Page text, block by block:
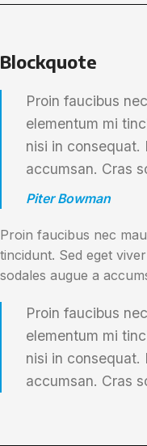
Blockquote
Proin faucibus
elementum mi
nisi in consequat.
accumsan. Cras
Piter Bowman
Proin faucibus nec
tincidunt. Sed eget
sodales augue a
Proin faucibus
elementum mi
nisi in consequat.
accumsan. Cras